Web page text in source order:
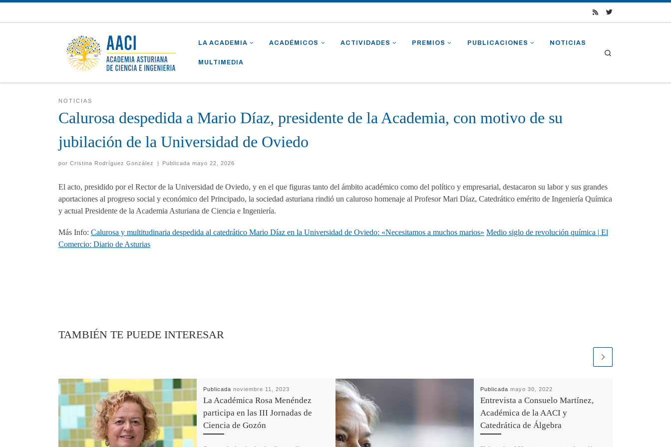
LA ACADEMIA ACADÉMICOS ACTIVIDADES PREMIOS PUBLICACIONES NOTICIAS
MULTIMEDIA
NOTICIAS
Calurosa despedida a Mario Díaz, presidente de la Academia, con motivo de su
jubilación de la Universidad de Oviedo
por Cristina Rodríguez González | Publicadamayo 22, 2026
El acto, presidido por el Rector de la Universidad de Oviedo, y en el que figuras tanto del ámbito académico como del político y empresarial, destacaron su labor y sus grandes
aportaciones al progreso social y económico del Principado, la sociedad asturiana rindió un caluroso homenaje al Profesor Mari Díaz, Catedrático emérito de Ingeniería Química
y actual Presidente de la Academia Asturiana de Ciencia e Ingeniería.
Más Info: Calurosa y multitudinaria despedida al catedrático Mario Díaz en la Universidad de Oviedo: «Necesitamos a muchos marios» Medio siglo de revolución química | El
Comercio: Diario de Asturias
TAMBIÉN TE PUEDE INTERESAR
Publicada noviembre 11, 2023
La Académica Rosa Menéndez
participa en las III Jornadas de
Ciencia de Gozón
Publicada mayo 30, 2022
Entrevista a Consuelo Martínez,
Académica de la AACI y
Catedrática de Álgebra